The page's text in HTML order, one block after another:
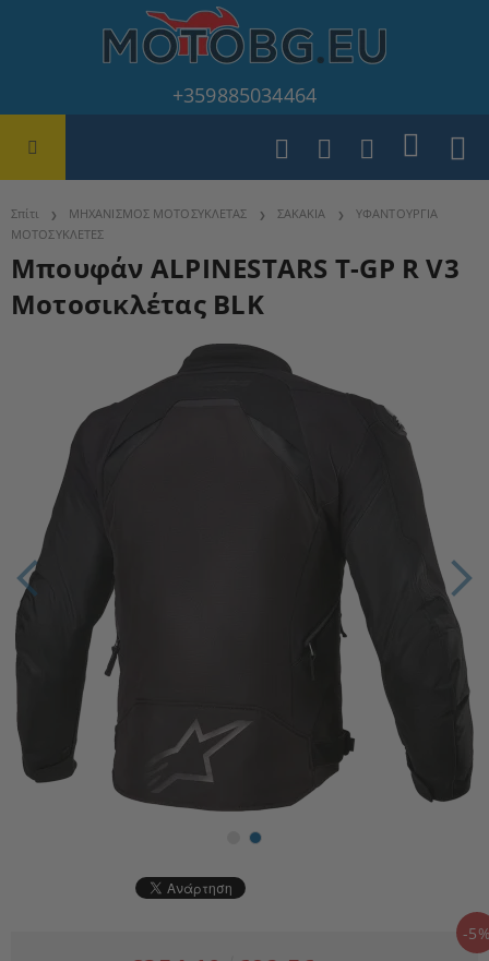
+359885034464
Σπίτι ΜΗΧΑΝΙΣΜΟΣ ΜΟΤΟΣΥΚΛΕΤΑΣ ΣΑΚΑΚΙΑ
ΥΦΑΝΤΟΥΡΓΙΑ
ΜΟΤΟΣΥΚΛΕΤΕΣ
Μπουφάν ALPINESTARS T-GP R V3
Μοτοσικλέτας BLK
-